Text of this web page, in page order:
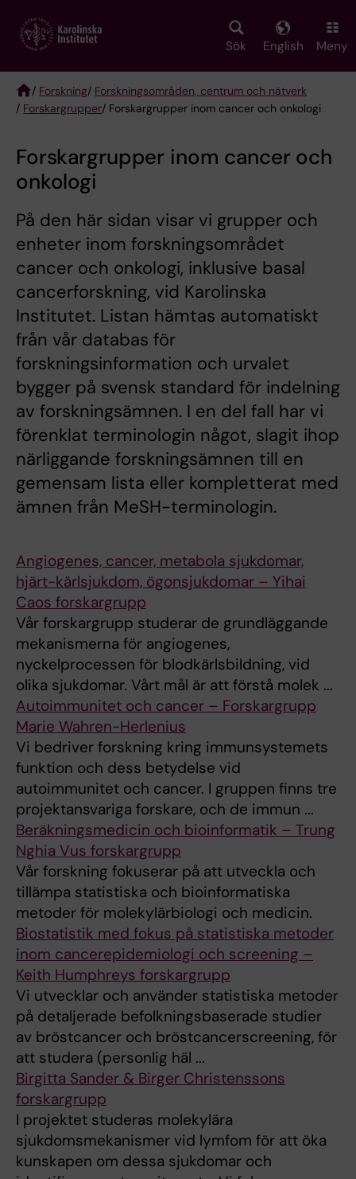
main
Sök English Meny
Breadcrumb
/ Forskning/ Forskningsområden, centrum och nätverk
/ Forskargrupper/ Forskargrupper inom cancer och onkologi
Forskargrupper inom cancer och
onkologi
På den här sidan visar vi grupper och
enheter inom forskningsområdet
cancer och onkologi, inklusive basal
cancerforskning, vid Karolinska
Institutet. Listan hämtas automatiskt
från vår databas för
forskningsinformation och urvalet
bygger på svensk standard för indelning
av forskningsämnen. I en del fall har vi
förenklat terminologin något, slagit ihop
närliggande forskningsämnen till en
gemensam lista eller kompletterat med
ämnen från MeSH-terminologin.
Angiogenes, cancer, metabola sjukdomar,
hjärt-kärlsjukdom, ögonsjukdomar – Yihai
Caos forskargrupp
Vår forskargrupp studerar de grundläggande
mekanismerna för angiogenes,
nyckelprocessen för blodkärlsbildning, vid
olika sjukdomar. Vårt mål är att förstå molek ...
Autoimmunitet och cancer – Forskargrupp
Marie Wahren-Herlenius
Vi bedriver forskning kring immunsystemets
funktion och dess betydelse vid
autoimmunitet och cancer. I gruppen finns tre
projektansvariga forskare, och de immun ...
Beräkningsmedicin och bioinformatik – Trung
Nghia Vus forskargrupp
Vår forskning fokuserar på att utveckla och
tillämpa statistiska och bioinformatiska
metoder för molekylärbiologi och medicin.
Biostatistik med fokus på statistiska metoder
inom cancerepidemiologi och screening –
Keith Humphreys forskargrupp
Vi utvecklar och använder statistiska metoder
på detaljerade befolkningsbaserade studier
av bröstcancer och bröstcancerscreening, för
att studera (personlig häl ...
Birgitta Sander & Birger Christenssons
forskargrupp
I projektet studeras molekylära
sjukdomsmekanismer vid lymfom för att öka
kunskapen om dessa sjukdomar och